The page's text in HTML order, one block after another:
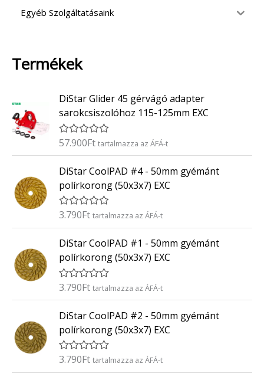
Egyéb Szolgáltatásaink
Termékek
DiStar Glider 45 gérvágó adapter
sarokcsiszolóhoz 115-125mm EXC
É
é
e
l
s
:
/
5
57.900Ft tartalmazza az ÁFÁ-t
DiStar CoolPAD #4 - 50mm gyémánt
polírkorong (50x3x7) EXC
É
é
e
l
é
s
:
/
5
3.790Ft tartalmazza az ÁFÁ-t
DiStar CoolPAD #1 - 50mm gyémánt
polírkorong (50x3x7) EXC
É
é
e
l
é
s
:
3.790Ft tartalmazza az ÁFÁ-t
DiStar CoolPAD #2 - 50mm gyémánt
polírkorong (50x3x7) EXC
É
3.790Ft tartalmazza az ÁFÁ-t